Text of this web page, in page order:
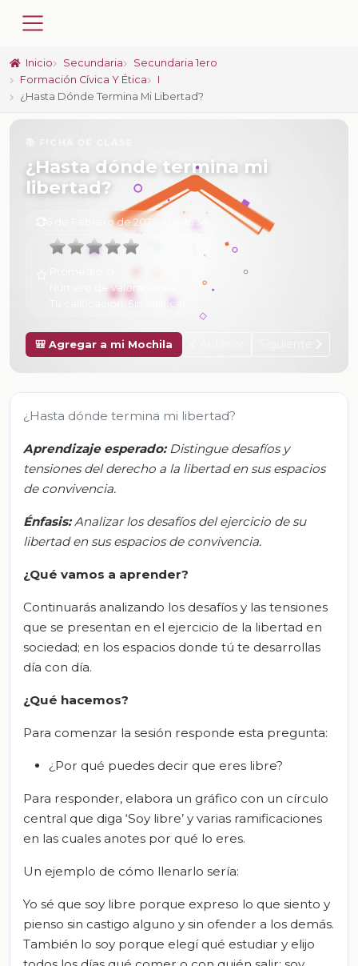
Inicio Secundaria
Secundaria 1ero
Formación Cívica Y Ética
I
¿Hasta Dónde Termina Mi Libertad?
¿Hasta dónde termina mi
libertad?
6 de Febrero de 2025 a las 16:34
Número de valoraciones:
Tu calificación: Sin calificar
🎒 Agregar a mi Mochila
¿Hasta dónde termina mi libertad?
Aprendizaje esperado:Distingue desafíos y
tensiones del derecho a la libertad en sus espacios
de convivencia.
Énfasis:Analizar los desafíos del ejercicio de su
libertad en sus espacios de convivencia.
¿Qué vamos a aprender?
Continuarás analizando los desafíos y las tensiones
que se presentan en el ejercicio de la libertad en
sociedad; en los espacios donde tú te desarrollas
día con día.
¿Qué hacemos?
Para comenzar la sesión responde esta pregunta:
¿Por qué puedes decir que eres libre?
Para responder, elabora un gráfico con un círculo
central que diga ‘Soy libre’ y varias ramificaciones
en las cuales anotes por qué lo eres.
Un ejemplo de cómo llenarlo sería:
Yo sé que soy libre porque expreso lo que siento y
pienso sin castigo alguno y sin ofender a los demás.
También lo soy porque elegí qué estudiar y elijo